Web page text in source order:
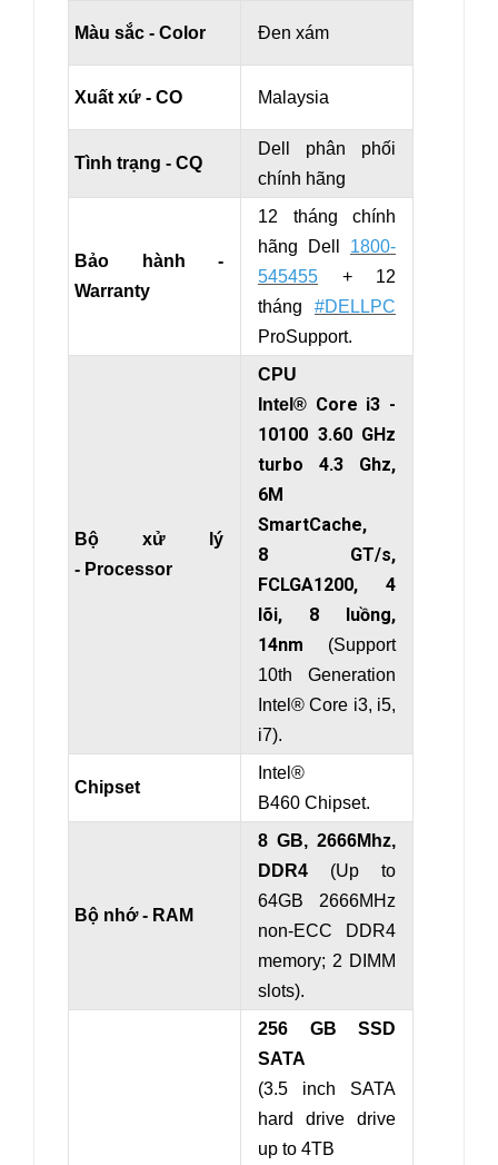
Màu sắc - Color Đen xám
Xuất xứ - CO Malaysia
Tình trạng - CQ
Dell phân phối
chính hãng
Bảo hành -
Warranty
12 tháng chính
hãng Dell
1800-
545455
+ 12
tháng #DELLPC
ProSupport.
Bộ xử lý
- Processor
CPU
Intel® Core i3 -
10100 3.60 GHz
turbo 4.3 Ghz,
6M
SmartCache,
8 GT/s,
FCLGA1200, 4
lõi, 8 luồng,
14nm
(Support
10th Generation
Intel® Core i3, i5,
i7).
Chipset
Intel®
B460 Chipset.
Bộ nhớ - RAM
8 GB, 2666Mhz,
DDR4
(Up to
64GB 2666MHz
non-ECC DDR4
memory; 2 DIMM
slots).
256 GB SSD
SATA
(3.5 inch SATA
hard drive drive
up to 4TB